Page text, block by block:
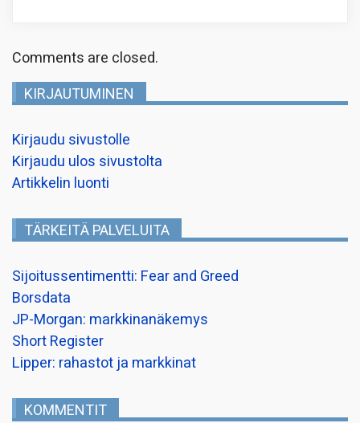
Comments are closed.
KIRJAUTUMINEN
Kirjaudu sivustolle
Kirjaudu ulos sivustolta
Artikkelin luonti
TÄRKEITÄ PALVELUITA
Sijoitussentimentti: Fear and Greed
Borsdata
JP-Morgan: markkinanäkemys
Short Register
Lipper: rahastot ja markkinat
KOMMENTIT